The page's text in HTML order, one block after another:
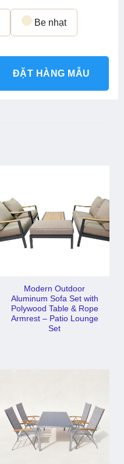
Be nhạt
ĐẶT HÀNG MẪU
Modern Outdoor
Aluminum Sofa Set with
Polywood Table & Rope
Armrest – Patio Lounge
Set